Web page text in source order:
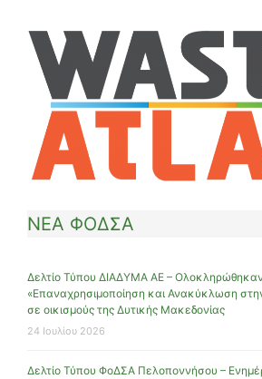
ΝΕΑ ΦΟΔΣΑ
Δελτίο Τύπου ΔΙΑΔΥΜΑ ΑΕ – Ολοκληρώθηκαν
«Επαναχρησιμοποίηση και Ανακύκλωση
σε οικισμούς της Δυτικής Μακεδονίας
24 Ιουλίου 2026
Δελτίο Τύπου ΦοΔΣΑ Πελοποννήσου –